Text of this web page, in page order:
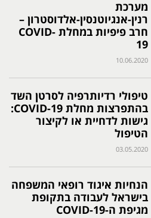
מערכת
רנין-אנגיוטנסין-אלדוסטרון –
חרב פיפיות במחלת COVID-
19
10.06.2020
טיפולי רדיותרפיה לסרטן השד
בהתפרצות מחלת COVID-19:
גישות לדחיית או לקיצור
הטיפול
03.05.2020
הנחיות איגוד רופאי המשפחה
בישראל לעבודה בתקופת
מגיפת ה-COVID-19